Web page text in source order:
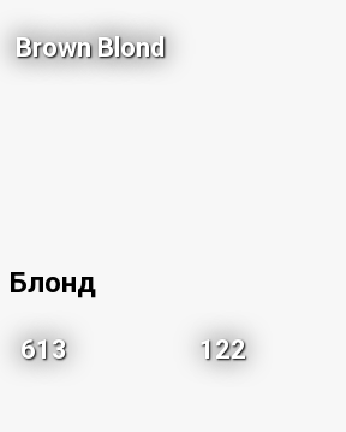
Brown Blond
Блонд
613 122